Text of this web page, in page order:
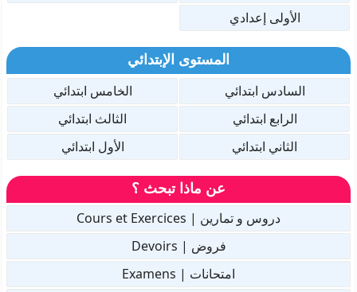
الأولى إعدادي
المستوى الإبتدائي
السادس ابتدائي
الخامس ابتدائي
الرابع ابتدائي
الثالث ابتدائي
الثاني ابتدائي
الأول ابتدائي
عن ماذا تبحث ؟
دروس و تمارين | Cours et Exercices
فروض | Devoirs
امتحانات | Examens